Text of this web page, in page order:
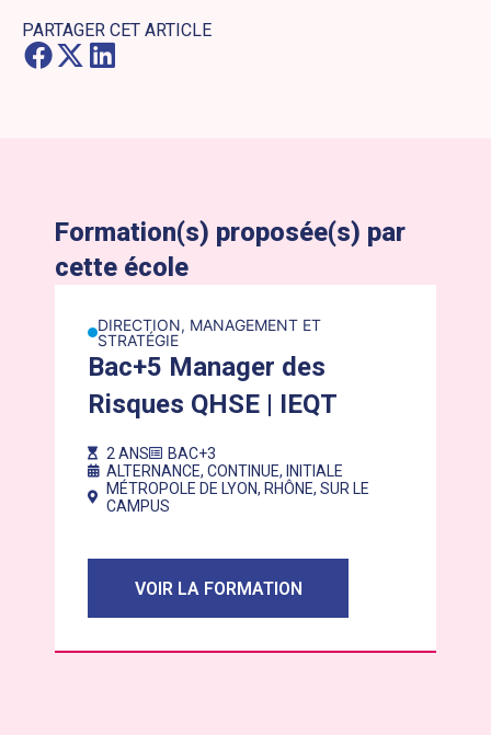
PARTAGER CET ARTICLE
Formation(s) proposée(s) par
cette école
DIRECTION, MANAGEMENT ET
STRATÉGIE
Bac+5 Manager des
Risques QHSE | IEQT
2 ANS
BAC+3
ALTERNANCE, CONTINUE, INITIALE
MÉTROPOLE DE LYON, RHÔNE, SUR LE
CAMPUS
VOIR LA FORMATION